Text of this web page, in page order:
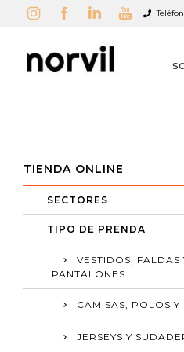
TIENDA ONLINE
SECTORES
TIPO DE PRENDA
VESTIDOS, FALDAS
PANTALONES
CAMISAS, POLOS Y
JERSEYS Y